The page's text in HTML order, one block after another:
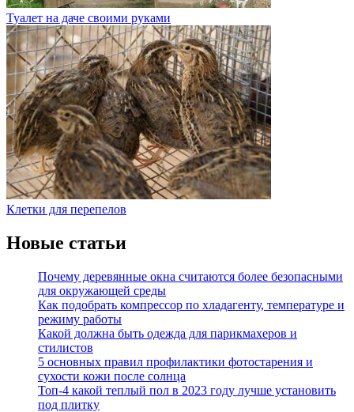
Туалет на даче своими руками
Клетки для перепелов
Новые статьи
Почему деревянные окна считаются более безопасными
для окружающей среды
Как подобрать компрессор по хладагенту, температуре и
режиму работы
Какой должна быть одежда для парикмахеров и
стилистов
5 основных правил профилактики фотостарения и
сухости кожи после солнца
Топ-4 какой теплый пол в 2023 году лучше установить
под плитку